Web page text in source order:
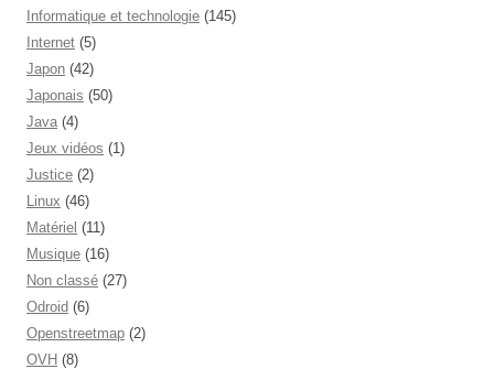
Informatique et technologie (145)
Internet (5)
Japon (42)
Japonais (50)
Java (4)
Jeux vidéos (1)
Justice (2)
Linux (46)
Matériel (11)
Musique (16)
Non classé (27)
Odroid (6)
Openstreetmap (2)
OVH (8)